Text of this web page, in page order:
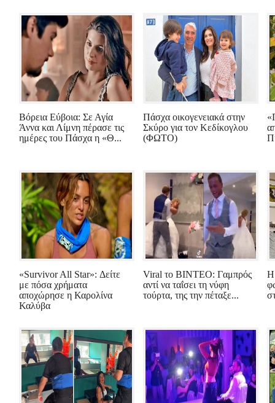
Βόρεια Εύβοια: Σε Αγία
Άννα και Λίμνη πέρασε τις
ημέρες του Πάσχα η «Θ...
Πάσχα οικογενειακά στην
Σκύρο για τον Κεδίκογλου
(ΦΩΤΟ)
«Survivor All Star»: Δείτε
με πόσα χρήματα
αποχώρησε η Καρολίνα
Καλύβα
Viral το ΒΙΝΤΕΟ: Γαμπρός
αντί να ταΐσει τη νύφη
τούρτα, της την πέταξε...
Η